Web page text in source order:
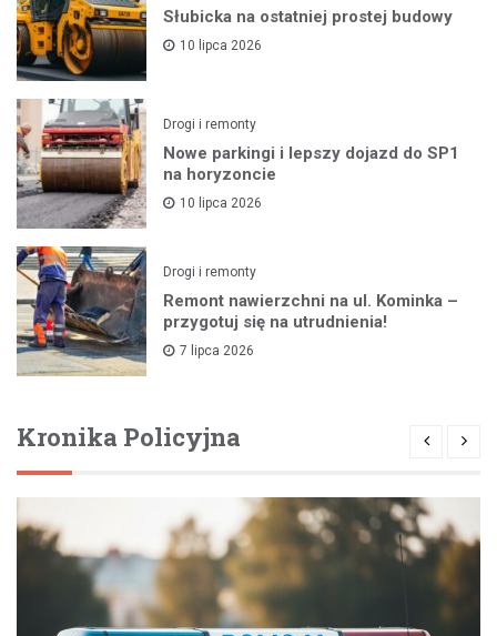
Słubicka na ostatniej prostej budowy
10 lipca 2026
Drogi i remonty
Nowe parkingi i lepszy dojazd do SP1
na horyzoncie
10 lipca 2026
Drogi i remonty
Remont nawierzchni na ul. Kominka –
przygotuj się na utrudnienia!
7 lipca 2026
Kronika Policyjna